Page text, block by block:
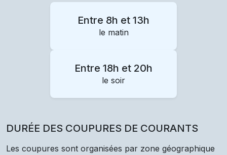
Entre 8h et 13h
le matin
Entre 18h et 20h
le soir
DURÉE DES COUPURES DE COURANTS
Les coupures sont organisées par zone géographique